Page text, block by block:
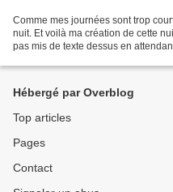
Comme mes journées sont trop
nuit. Et voilà ma création de cette
pas mis de texte dessus en
Hébergé par Overblog
Top articles
Pages
Contact